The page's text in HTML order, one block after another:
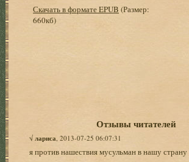
Скачать в формате EPUB (Размер:
660кб)
Отзывы читателей
√ лариса , 2013-07-25 06:07:31
я против нашествия мусульман в нашу страну